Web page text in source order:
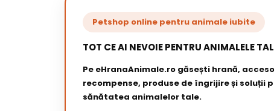
Petshop online pentru animale iubite
TOT CE AI NEVOIE PENTRU ANIMALELE
Pe eHranaAnimale.ro găsești hrană,
recompense, produse de îngrijire și soluții
sănătatea animalelor tale.